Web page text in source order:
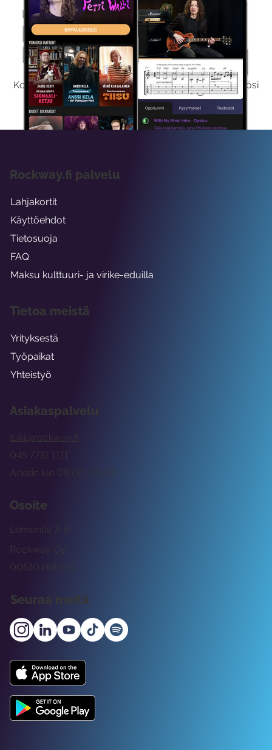
Kokeile Ilmaiseksi
Kokeilemalla ilmaiseksi saat koko sisältömme käyttöösi
viikon ajaksi.
Asiakaspalvelu
tuki@rockway.fi
Arkisin klo 09:00 -15:00
045 7731 1111
Osoite
Rockway Oy
Lemuntie 3-5
00510 Helsinki
Seuraa meitä
Rockway.fi palvelu
Lahjakortit
Käyttöehdot
Tietosuoja
FAQ
Maksu kulttuuri- ja virike-eduilla
Tietoa meistä
Yrityksestä
Työpaikat
Yhteistyö